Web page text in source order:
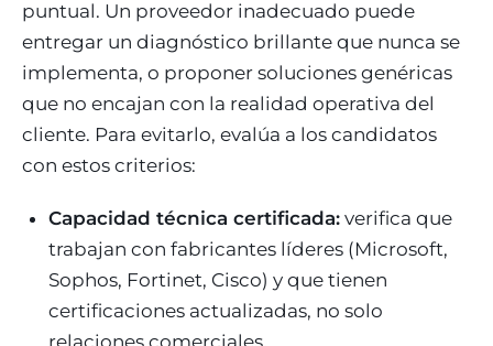
puntual. Un proveedor inadecuado puede
entregar un diagnóstico brillante que nunca se
implementa, o proponer soluciones genéricas
que no encajan con la realidad operativa del
cliente. Para evitarlo, evalúa a los candidatos
con estos criterios:
Capacidad técnica certificada: verifica que
trabajan con fabricantes líderes (Microsoft,
Sophos, Fortinet, Cisco) y que tienen
certificaciones actualizadas, no solo
relaciones comerciales.